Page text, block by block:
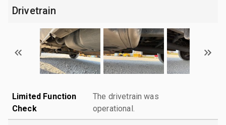
Drivetrain
Limited Function
Check
The drivetrain was
operational.